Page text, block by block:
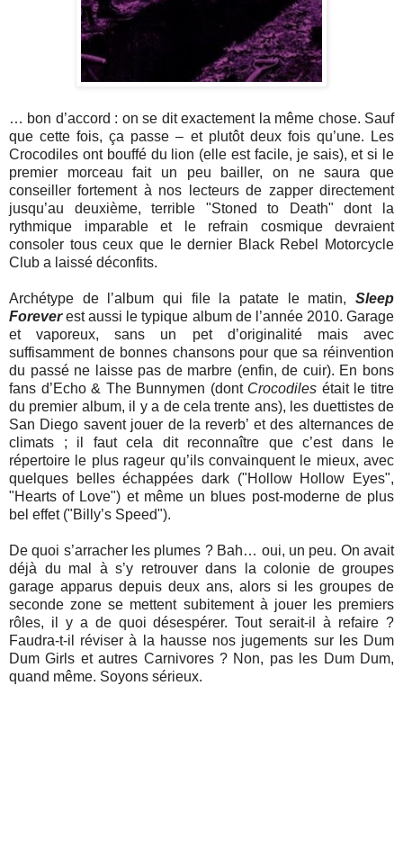
… bon d’accord : on se dit exactement la même chose. Sauf
que cette fois, ça passe – et plutôt deux fois qu’une. Les
Crocodiles ont bouffé du lion (elle est facile, je sais), et si le
premier morceau fait un peu bailler, on ne saura que
conseiller fortement à nos lecteurs de zapper directement
jusqu’au deuxième, terrible "Stoned to Death" dont la
rythmique imparable et le refrain cosmique devraient
consoler tous ceux que le dernier Black Rebel Motorcycle
Club a laissé déconfits.
Archétype de l’album qui file la patate le matin, Sleep
Foreverest aussi le typique album de l’année 2010. Garage
et vaporeux, sans un pet d’originalité mais avec
suffisamment de bonnes chansons pour que sa réinvention
du passé ne laisse pas de marbre (enfin, de cuir). En bons
fans d’Echo & The Bunnymen (dontCrocodiles était le titre
du premier album, il y a de cela trente ans), les duettistes de
San Diego savent jouer de la reverb’ et des alternances de
climats ; il faut cela dit reconnaître que c’est dans le
répertoire le plus rageur qu’ils convainquent le mieux, avec
quelques belles échappées dark ("Hollow Hollow Eyes",
"Hearts of Love") et même un blues post-moderne de plus
bel effet ("Billy’s Speed").
De quoi s’arracher les plumes ? Bah… oui, un peu. On avait
déjà du mal à s’y retrouver dans la colonie de groupes
garage apparus depuis deux ans, alors si les groupes de
seconde zone se mettent subitement à jouer les premiers
rôles, il y a de quoi désespérer. Tout serait-il à refaire ?
Faudra-t-il réviser à la hausse nos jugements sur les Dum
Dum Girls et autres Carnivores ? Non, pas les Dum Dum,
quand même. Soyons sérieux.